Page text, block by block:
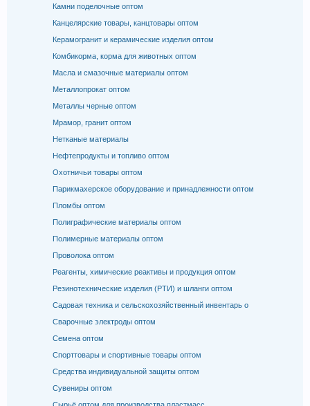
Камни поделочные оптом
Канцелярские товары, канцтовары оптом
Керамогранит и керамические изделия оптом
Комбикорма, корма для животных оптом
Масла и смазочные материалы оптом
Металлопрокат оптом
Металлы черные оптом
Мрамор, гранит оптом
Нетканые материалы
Нефтепродукты и топливо оптом
Охотничьи товары оптом
Парикмахерское оборудование и принадлежности оптом
Пломбы оптом
Полиграфические материалы оптом
Полимерные материалы оптом
Проволока оптом
Реагенты, химические реактивы и продукция оптом
Резинотехнические изделия (РТИ) и шланги оптом
Садовая техника и сельскохозяйственный инвентарь о
Сварочные электроды оптом
Семена оптом
Спорттовары и спортивные товары оптом
Средства индивидуальной защиты оптом
Сувениры оптом